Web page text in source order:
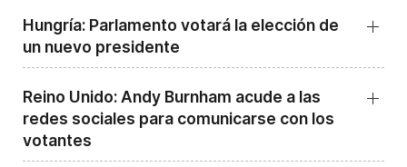
Hungría: Parlamento votará la elección de
un nuevo presidente
Reino Unido: Andy ‌Burnham acude a las
redes sociales para comunicarse con los
votantes